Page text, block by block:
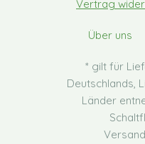
Vertrag
Über uns
* gilt für
Deutschlands,
Länder